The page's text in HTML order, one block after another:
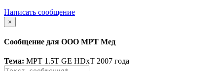
Написать сообщение
×
Сообщение для ООО МРТ Мед
Тема: МРТ 1.5Т GE HDxT 2007 года